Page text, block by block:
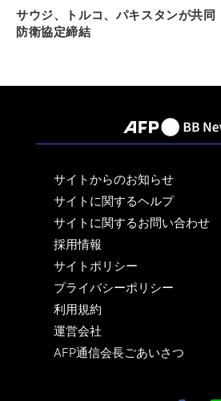
サウジ、トルコ、パキスタンが共同
防衛協定締結
サイトからのお知らせ
サイトに関するヘルプ
サイトに関するお問い合わせ
採用情報
サイトポリシー
プライバシーポリシー
利用規約
運営会社
AFP通信会長ごあいさつ